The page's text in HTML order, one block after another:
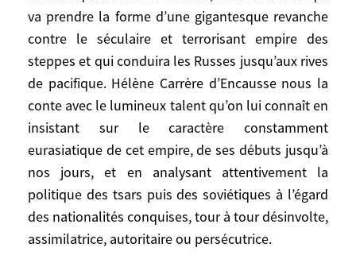
va prendre la forme d’une gigantesque revanche
contre le séculaire et terrorisant empire des
steppes et qui conduira les Russes jusqu’aux rives
de pacifique. Hélène Carrère d’Encausse nous la
conte avec le lumineux talent qu’on lui connaît en
insistant sur le caractère constamment
eurasiatique de cet empire, de ses débuts jusqu’à
nos jours, et en analysant attentivement la
politique des tsars puis des soviétiques à l’égard
des nationalités conquises, tour à tour désinvolte,
assimilatrice, autoritaire ou persécutrice.
de renverser une domination séculaire et
devenait à son tour dominatrice». Longue
domination impériale en effet de quatre
siècles et demi, de 1552 à 1991 qui va
prendre la forme d’une gigantesque
revanche contre le séculaire et terrorisant
empire des steppes et qui conduira les
Russes jusqu’aux rives de pacifique. Hélène
Carrère d’Encausse nous la conte avec le
lumineux talent qu’on lui connaît en
insistant sur le caractère constamment
eurasiatique de cet empire, de ses débuts